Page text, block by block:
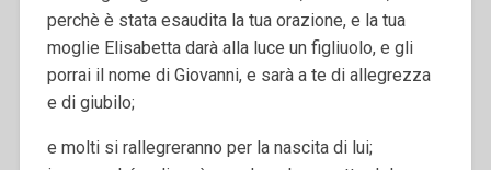
perchè è stata esaudita la tua orazione, e la tua
moglie Elisabetta darà alla luce un figliuolo, e gli
porrai il nome di Giovanni, e sarà a te di allegrezza
e di giubilo;
e molti si rallegreranno per la nascita di lui;